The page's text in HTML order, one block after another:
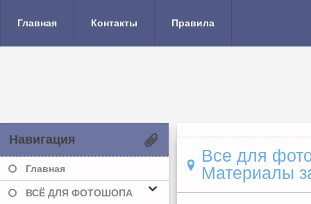
Главная Контакты Правила
Навигация
Главная
ВСЁ ДЛЯ ФОТОШОПА
Все для
Материалы